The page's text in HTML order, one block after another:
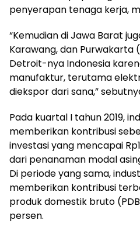
penyerapan tenaga kerja,
“Kemudian di Jawa Barat
Karawang, dan Purwakarta
Detroit-nya Indonesia
manufaktur, terutama
diekspor dari sana,”
Pada kuartal I tahun 2019,
memberikan kontribusi
investasi yang mencapai
dari penanaman modal
Di periode yang sama,
memberikan kontribusi
produk domestik bruto
persen.